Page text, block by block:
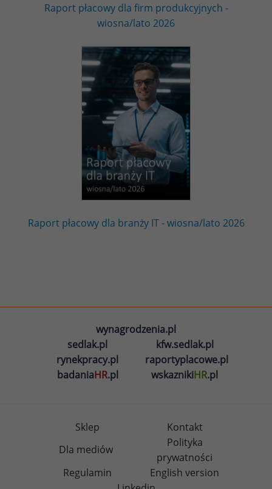
Raport płacowy dla firm produkcyjnych -
wiosna/lato 2026
Raport płacowy dla branży IT - wiosna/lato 2026
wynagrodzenia.pl
sedlak.pl
kfw.sedlak.pl
rynekpracy.pl
raportyplacowe.pl
badaniaHR.pl wskaznikiHR.pl
Sklep
Kontakt
Dla mediów
Polityka
prywatności
Regulamin
English version